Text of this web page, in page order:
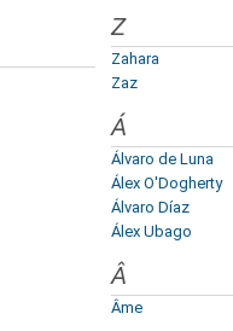
Z
Zahara
Zaz
Á
Álvaro de Luna
Álex O'Dogherty
Álvaro Díaz
Álex Ubago
Â
Âme